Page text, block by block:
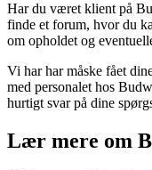
Har du været klient på
finde et forum, hvor du
om opholdet og
Vi har har måske fået
med personalet hos
hurtigt svar på dine
Lær mere om